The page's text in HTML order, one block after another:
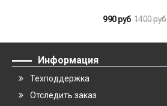
990 руб 1400 руб
Информация
Техподдержка
Отследить заказ